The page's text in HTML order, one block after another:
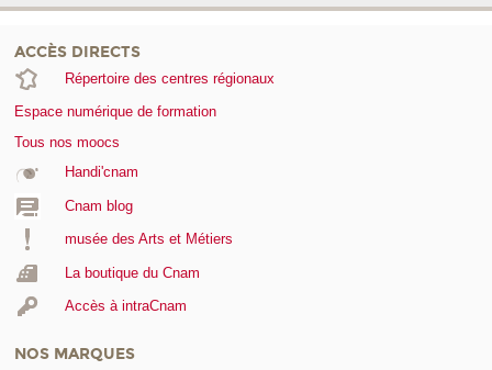
ACCÈS DIRECTS
Répertoire des centres régionaux
Espace numérique de formation
Tous nos moocs
Handi'cnam
Cnam blog
musée des Arts et Métiers
La boutique du Cnam
Accès à intraCnam
NOS MARQUES